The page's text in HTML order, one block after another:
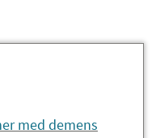
med demens